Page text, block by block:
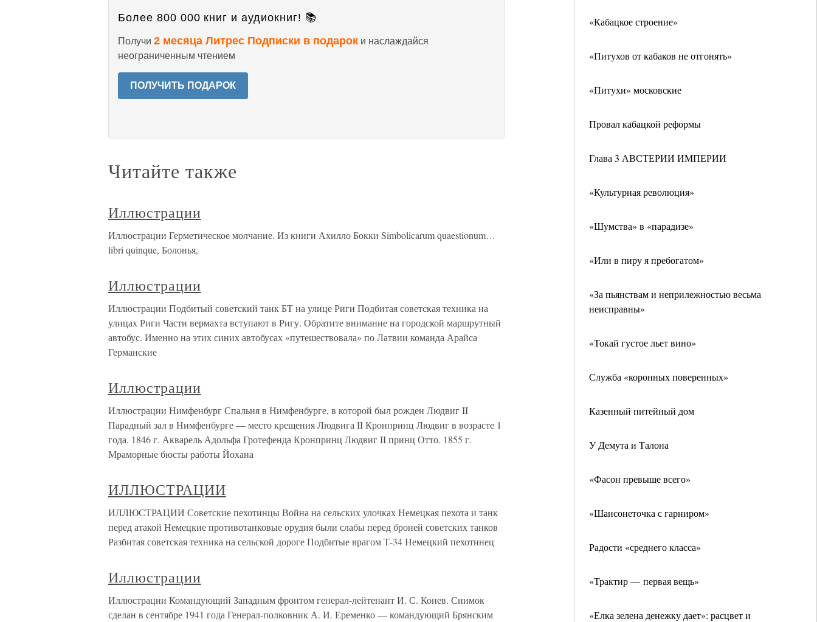
«Кабацкое строение»
«Питухов от кабаков не отгонять»
«Питухи» московские
Провал кабацкой реформы
Глава 3 АВСТЕРИИ ИМПЕРИИ
«Культурная революция»
«Шумства» в «парадизе»
«Или в пиру я пребогатом»
«За пьянствам и неприлежностью весьма
неисправны»
«Токай густое льет вино»
Служба «коронных поверенных»
Казенный питейный дом
У Демута и Талона
«Фасон превыше всего»
«Шансонеточка с гарниром»
Радости «среднего класса»
«Трактир — первая вещь»
«Елка зелена денежку дает»: расцвет и
Более 800 000 книг и аудиокниг! 📚
Получи 2 месяца Литрес Подписки в подарок и наслаждайся
неограниченным чтением
ПОЛУЧИТЬ ПОДАРОК
Читайте также
Иллюстрации
Иллюстрации Герметическое молчание. Из книги Ахилло Бокки Simbolicarum quaestionum…
libri quinque, Болонья,
Иллюстрации
Иллюстрации Подбитый советский танк БТ на улице Риги Подбитая советская техника на
улицах Риги Части вермахта вступают в Ригу. Обратите внимание на городской маршрутный
автобус. Именно на этих синих автобусах «путешествовала» по Латвии команда Арайса
Германские
Иллюстрации
Иллюстрации Нимфенбург Спальня в Нимфенбурге, в которой был рожден Людвиг II
Парадный зал в Нимфенбурге — место крещения Людвига II Кронпринц Людвиг в возрасте 1
года. 1846 г. Акварель Адольфа Гротефенда Кронпринц Людвиг II принц Отто. 1855 г.
Мраморные бюсты работы Йохана
ИЛЛЮСТРАЦИИ
ИЛЛЮСТРАЦИИ Советские пехотинцы Война на сельских улочках Немецкая пехота и танк
перед атакой Немецкие противотанковые орудия были слабы перед броней советских танков
Разбитая советская техника на сельской дороге Подбитые врагом Т-34 Немецкий пехотинец
Иллюстрации
Иллюстрации Командующий Западным фронтом генерал-лейтенант И. С. Конев. Снимок
сделан в сентябре 1941 года Генерал-полковник А. И. Еременко — командующий Брянским